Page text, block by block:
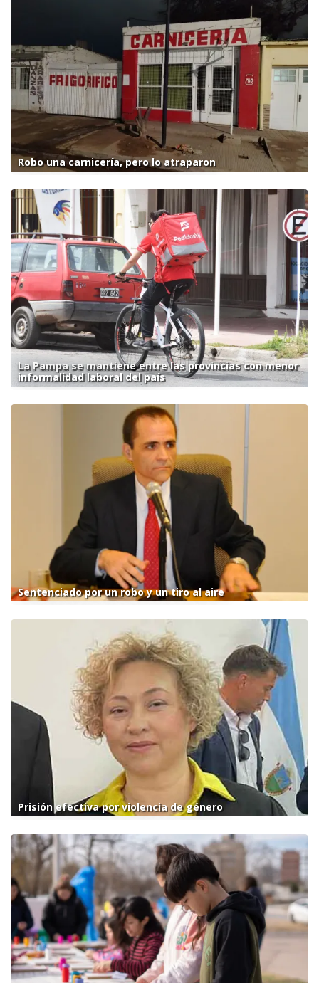
Robo una carnicería, pero lo atraparon
La Pampa se mantiene entre las provincias con menor
informalidad laboral del país
Sentenciado por un robo y un tiro al aire
Prisión efectiva por violencia de género